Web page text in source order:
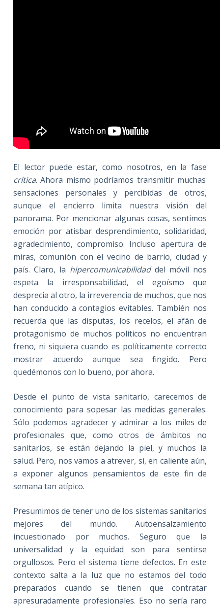
El lector puede estar, como nosotros, en la fase
crítica. Ahora mismo podríamos transmitir muchas
sensaciones personales y percibidas de otros,
aunque el encierro limita nuestra visión del
panorama. Por mencionar algunas cosas, sentimos
emoción por atisbar desprendimiento, solidaridad,
agradecimiento, compromiso. Incluso apertura de
miras, comunión con el vecino de barrio, ciudad y
país. Claro, la hipercomunicabilidaddel móvil nos
espeta la irresponsabilidad, el egoísmo que
desprecia al otro, la irreverencia de muchos, que nos
han conducido a contagios evitables. También nos
recuerda que las disputas, los recelos, el afán de
protagonismo de muchos políticos no encuentran
freno, ni siquiera cuando es políticamente correcto
mostrar acuerdo aunque sea fingido. Pero
quedémonos con lo bueno, por ahora.
Desde el punto de vista sanitario, carecemos de
conocimiento para sopesar las medidas generales.
Sólo podemos agradecer y admirar a los miles de
profesionales que, como otros de ámbitos no
sanitarios, se están dejando la piel, y muchos la
salud. Pero, nos vamos a atrever, sí, en caliente aún,
a exponer algunos pensamientos de este fin de
semana tan atípico.
Presumimos de tener uno de los sistemas sanitarios
mejores del mundo. Autoensalzamiento
incuestionado por muchos. Seguro que la
universalidad y la equidad son para sentirse
orgullosos. Pero el sistema tiene defectos. En este
contexto salta a la luz que no estamos del todo
preparados cuando se tienen que contratar
apresuradamente profesionales. Eso no sería raro